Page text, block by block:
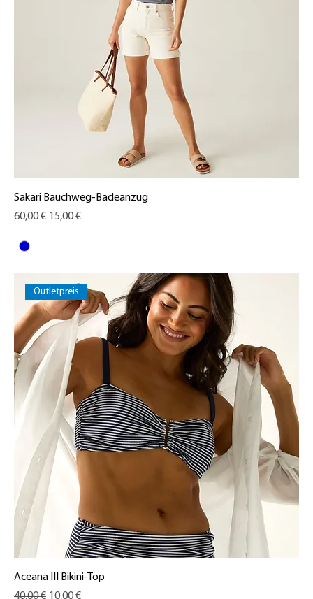
Sakari Bauchweg-Badeanzug
Standardpreis
60,00 € Sale-Preis
15,00 €
Outletpreis
Aceana III Bikini-Top
Standardpreis
40,00 € Sale-Preis
10,00 €